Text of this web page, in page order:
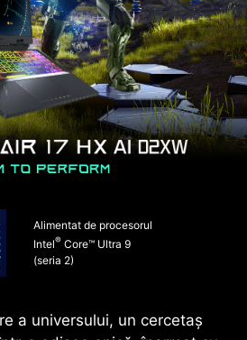
Alimentat de procesorul
Intel®Core™ Ultra 9
(seria 2)
a universului, un cercetaș